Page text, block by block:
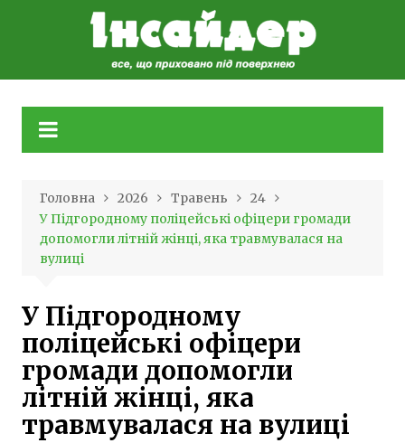
Головна 2026 Травень
24
У Підгородному поліцейські офіцери громади
допомогли літній жінці, яка травмувалася на
вулиці
У Підгородному
поліцейські офіцери
громади допомогли
літній жінці, яка
травмувалася на вулиці